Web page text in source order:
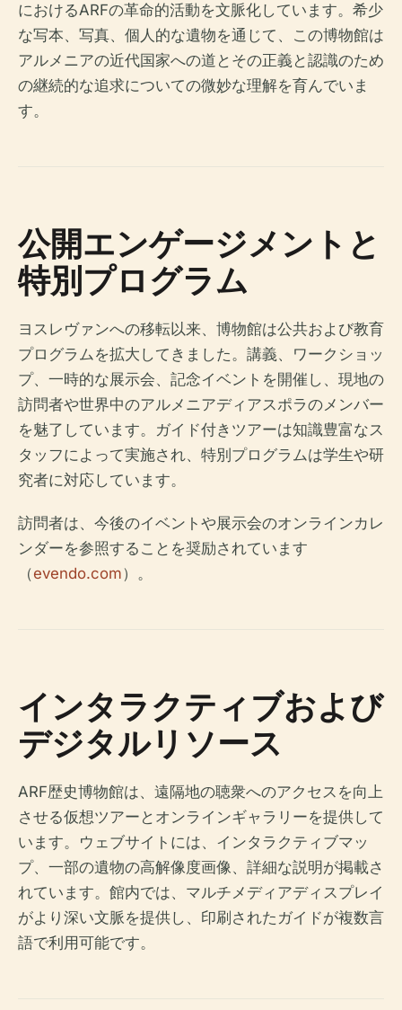
におけるARFの革命的活動を文脈化しています。希少
な写本、写真、個人的な遺物を通じて、この博物館は
アルメニアの近代国家への道とその正義と認識のため
の継続的な追求についての微妙な理解を育んでいま
す。
公開エンゲージメントと
特別プログラム
ヨスレヴァンへの移転以来、博物館は公共および教育
プログラムを拡大してきました。講義、ワークショッ
プ、一時的な展示会、記念イベントを開催し、現地の
訪問者や世界中のアルメニアディアスポラのメンバー
を魅了しています。ガイド付きツアーは知識豊富なス
タッフによって実施され、特別プログラムは学生や研
究者に対応しています。
訪問者は、今後のイベントや展示会のオンラインカレ
ンダーを参照することを奨励されています
（evendo.com）。
インタラクティブおよび
デジタルリソース
ARF歴史博物館は、遠隔地の聴衆へのアクセスを向上
させる仮想ツアーとオンラインギャラリーを提供して
います。ウェブサイトには、インタラクティブマッ
プ、一部の遺物の高解像度画像、詳細な説明が掲載さ
れています。館内では、マルチメディアディスプレイ
がより深い文脈を提供し、印刷されたガイドが複数言
語で利用可能です。